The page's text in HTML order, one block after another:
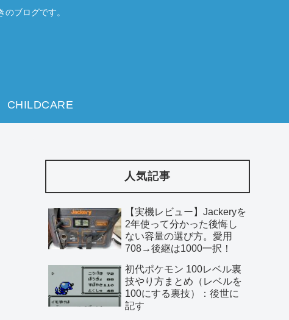
ブログです。
CHILDCARE
人気記事
【実機レビュー】Jackeryを
2年使って分かった後悔し
ない容量の選び方。愛用
708→後継は1000一択！
初代ポケモン 100レベル裏
技やり方まとめ（レベルを
100にする裏技）：後世に
記す